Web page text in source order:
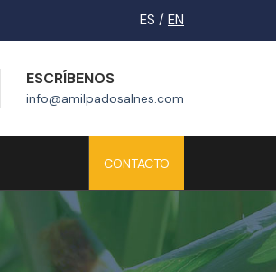
ES / EN
ESCRÍBENOS
info@amilpadosalnes.com
CONTACTO